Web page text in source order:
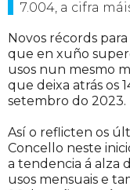
7.004, a cifra
Novos récords
que en xuño
usos nun mesmo
que deixa atrás os
setembro do 2023.
Así o reflicten os
Concello neste
a tendencia á alza
usos mensuais e